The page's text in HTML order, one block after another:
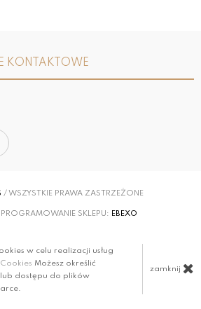
KONTAKTOWE
/ WSZYSTKIE PRAWA ZASTRZEŻONE
SKLEPU: EBEXO
w celu realizacji usług
Możesz określić
dostępu do plików
zamknij